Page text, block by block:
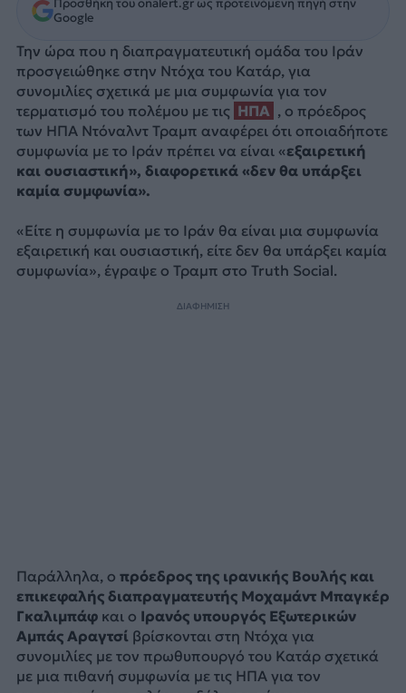
Google
Την ώρα που η διαπραγματευτική ομάδα του Ιράν
προσγειώθηκε στην Ντόχα του Κατάρ, για
συνομιλίες σχετικά με μια συμφωνία για τον
τερματισμό του πολέμου με τις ΗΠΑ , ο πρόεδρος
των ΗΠΑ Ντόναλντ Τραμπ αναφέρει ότι οποιαδήποτε
συμφωνία με το Ιράν πρέπει να είναι «εξαιρετική
και ουσιαστική», διαφορετικά «δεν θα υπάρξει
καμία συμφωνία».
«Είτε η συμφωνία με το Ιράν θα είναι μια συμφωνία
εξαιρετική και ουσιαστική, είτε δεν θα υπάρξει καμία
συμφωνία», έγραψε ο Τραμπ στο Truth Social.
ΔΙΑΦΗΜΙΣΗ
Παράλληλα, ο πρόεδρος της ιρανικής Βουλής και
επικεφαλής διαπραγματευτής Μοχαμάντ Μπαγκέρ
Γκαλιμπάφκαι ο Ιρανός υπουργός Εξωτερικών
Αμπάς Αραγτσίβρίσκονται στη Ντόχα για
συνομιλίες με τον πρωθυπουργό του Κατάρ σχετικά
με μια πιθανή συμφωνία με τις ΗΠΑ για τον